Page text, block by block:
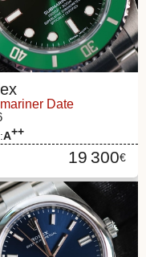
Date
A++
19 300€